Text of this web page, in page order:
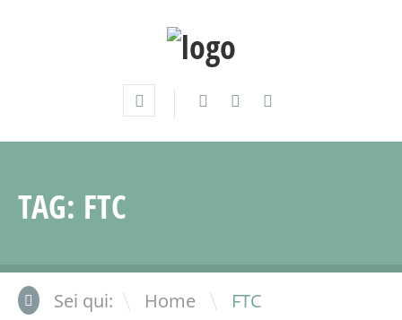
TAG: FTC
Sei qui: Home \ FTC